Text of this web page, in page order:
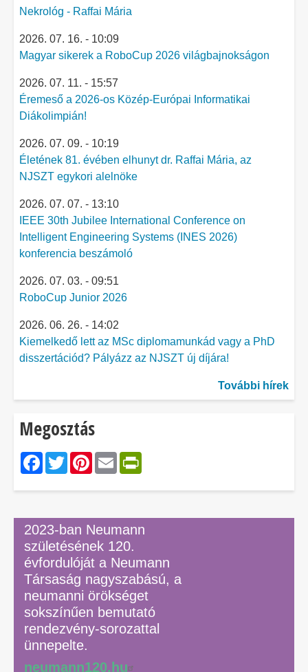
Nekrológ - Raffai Mária
2026. 07. 16. - 10:09
Magyar sikerek a RoboCup 2026 világbajnokságon
2026. 07. 11. - 15:57
Éremeső a 2026-os Közép-Európai Informatikai
Diákolimpián!
2026. 07. 09. - 10:19
Életének 81. évében elhunyt dr. Raffai Mária, az
NJSZT egykori alelnöke
2026. 07. 07. - 13:10
IEEE 30th Jubilee International Conference on
Intelligent Engineering Systems (INES 2026)
konferencia beszámoló
2026. 07. 03. - 09:51
RoboCup Junior 2026
2026. 06. 26. - 14:02
Kiemelkedő lett az MSc diplomamunkád vagy a PhD
disszertációd? Pályázz az NJSZT új díjára!
További hírek
Megosztás
Facebook
Twitter
Pinterest
Email
2023-ban Neumann
születésének 120.
évfordulóját a Neumann
Társaság nagyszabású, a
neumanni örökséget
sokszínűen bemutató
rendezvény-sorozattal
ünnepelte.
neumann120.hu